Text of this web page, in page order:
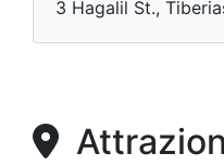
3 Hagalil St.,